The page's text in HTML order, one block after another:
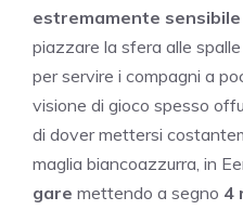
estremamente
piazzare la sfera alle
per servire i compagni a
visione di gioco spesso
di dover mettersi
maglia biancoazzurra, in
gare mettendo a segno 4